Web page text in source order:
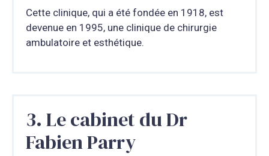
Cette clinique, qui a été fondée en 1918, est
devenue en 1995, une clinique de chirurgie
ambulatoire et esthétique.
3. Le cabinet du Dr
Fabien Parry